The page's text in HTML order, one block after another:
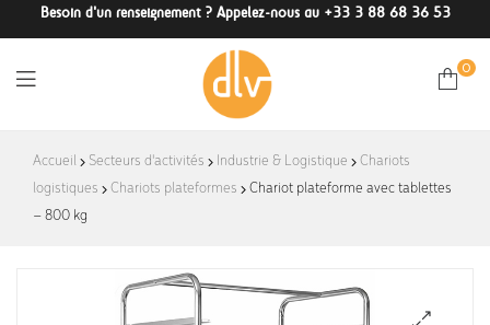
Besoin d'un renseignement ? Appelez-nous au +33 3 88 68 36 53
DLV-
France
0
Accueil Secteurs d'activités Industrie & Logistique
Chariots
logistiques
Chariots plateformes
Chariot plateforme avec tablettes
– 800 kg